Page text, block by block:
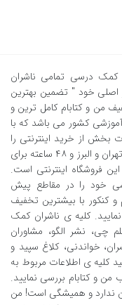
درسی تمامی ناشران
اصلی خود " تضمین بهترین
من و کتابام کامل ترین و
کشور می باشد که با
از خرید اینترنتی را
برای شما تداعی می کند. ارسال ٢٤ ساعته برای تهران و البرز و ٤٨ ساعته برای
فروشگاه اینترنتی است.
خود را در مقاطع پیش
کنکور با بیشترین تخفیف
کلیه ی ناشران کمک
چی، نشر الگو، مشاوران
خواندنی، کلاغ سپید و
کلیه ی اطلاعات مربوط به
و کتابام بررسی نمایید.
ندارد و همیشگی است! من